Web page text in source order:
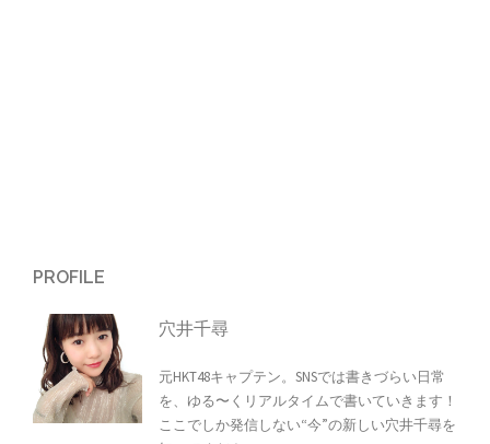
PROFILE
穴井千尋
元HKT48キャプテン。SNSでは書きづらい日常
を、ゆる〜くリアルタイムで書いていきます！
ここでしか発信しない“今”の新しい穴井千尋を